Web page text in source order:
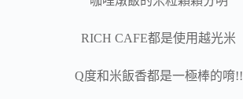
RICH CAFE都是使用越光米
Q度和米飯香都是一極棒的唷!!